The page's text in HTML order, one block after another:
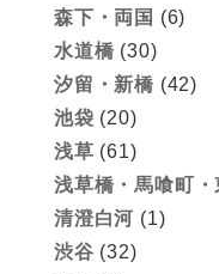
森下・両国 (6)
水道橋 (30)
汐留・新橋 (42)
池袋 (20)
浅草 (61)
浅草橋・馬喰町
清澄白河 (1)
渋谷 (32)